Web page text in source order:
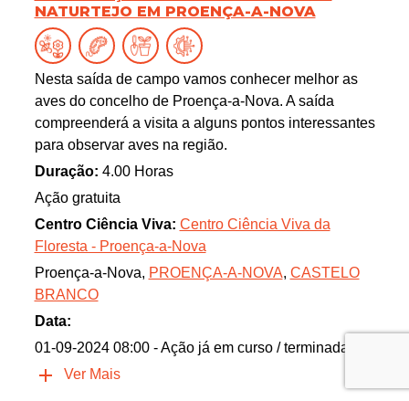
NATURTEJO EM PROENÇA-A-NOVA
Nesta saída de campo vamos conhecer melhor as
aves do concelho de Proença-a-Nova. A saída
compreenderá a visita a alguns pontos interessantes
para observar aves na região.
Duração: 4.00 Horas
Ação gratuita
Centro Ciência Viva: Centro Ciência Viva da
Floresta - Proença-a-Nova
Proença-a-Nova, PROENÇA-A-NOVA, CASTELO
BRANCO
Data:
01-09-2024 08:00 - Ação já em curso / terminada
Ver Mais